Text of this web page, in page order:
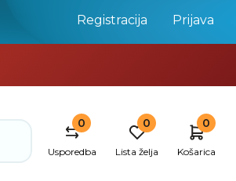
Registracija Prijava
0
Usporedba
0
Lista želja
0
Košarica